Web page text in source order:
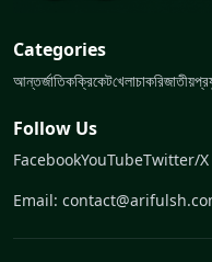
Categories
আন্তর্জাতিকক্রিকেটখেলাচাকরিজাতীয়
Follow Us
FacebookYouTubeTwitter/X
Email: